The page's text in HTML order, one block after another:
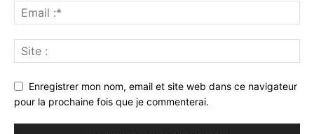
Enregistrer mon nom, email et site web dans ce navigateur
pour la prochaine fois que je commenterai.